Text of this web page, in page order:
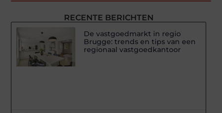
RECENTE BERICHTEN
De vastgoedmarkt in regio
Brugge: trends en tips van een
regionaal vastgoedkantoor